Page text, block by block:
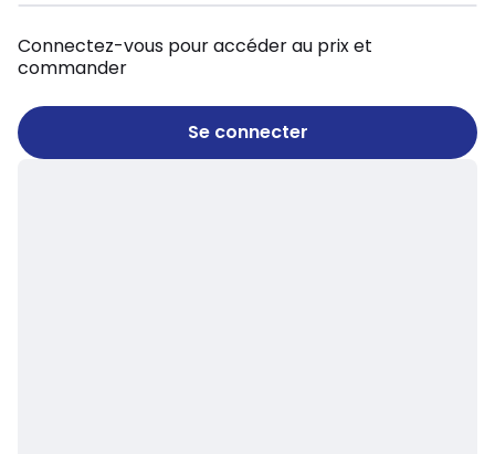
Connectez-vous pour accéder au prix et
commander
Se connecter